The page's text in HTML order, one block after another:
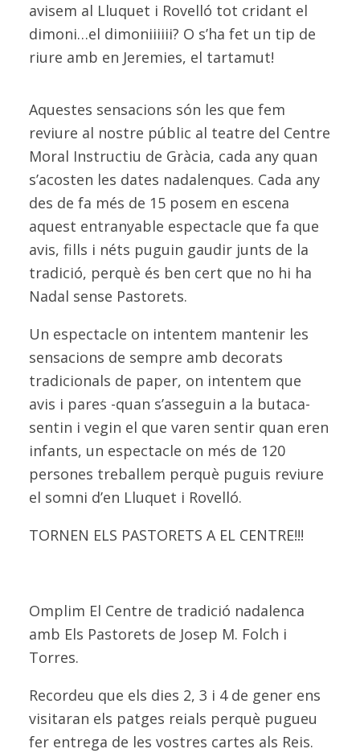
avisem al Lluquet i Rovelló tot cridant el
dimoni…el dimoniiiiii? O s’ha fet un tip de
riure amb en Jeremies, el tartamut!
Aquestes sensacions són les que fem
reviure al nostre públic al teatre del Centre
Moral Instructiu de Gràcia, cada any quan
s’acosten les dates nadalenques. Cada any
des de fa més de 15 posem en escena
aquest entranyable espectacle que fa que
avis, fills i néts puguin gaudir junts de la
tradició, perquè és ben cert que no hi ha
Nadal sense Pastorets.
Un espectacle on intentem mantenir les
sensacions de sempre amb decorats
tradicionals de paper, on intentem que
avis i pares -quan s’asseguin a la butaca-
sentin i vegin el que varen sentir quan eren
infants, un espectacle on més de 120
persones treballem perquè puguis reviure
el somni d’en Lluquet i Rovelló.
TORNEN ELS PASTORETS A EL CENTRE!!!
Omplim El Centre de tradició nadalenca
amb Els Pastorets de Josep M. Folch i
Torres.
Recordeu que els dies 2, 3 i 4 de gener ens
visitaran els patges reials perquè pugueu
fer entrega de les vostres cartes als Reis.